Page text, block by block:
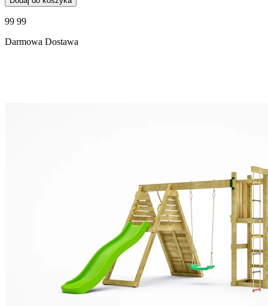
99 99
Darmowa Dostawa